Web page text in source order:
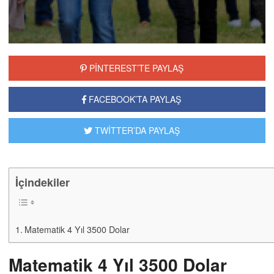
Turizm 4 Yıl 4000 Dolar
Tarih 4 Yıl 3.300 Dolar
Sosyoloji 4 Yıl 4200 Dolar
Siyaset Bilimi 4 Yıl 4.250 Dolar
Rus Dili Ve Edebiyatı 4 Yıl 5100 Dolar
Reklamcılık 4 Yıl 5650 Dolar
Radyo Ve Televizyon 4 Yıl 5000 Dolar
Psikoloji 4 Yıl 4300 Dolar
Nano Mühendisliği 4 Yıl 3200 Dolar
Mimarlık 5 Yıl 4750 Dolar
İşletme 4 Yıl 5200 Dolar
İnşaat Mühendisliği 4 Yıllık 4750 Dolar
Hemşirelik 4 Yıl 3500 Dolar
Güzel Sanatlar Ve Beşeri Bilimler 4 Yıl 4.600 Dolar
Genel Tıp6 Yıl8500$